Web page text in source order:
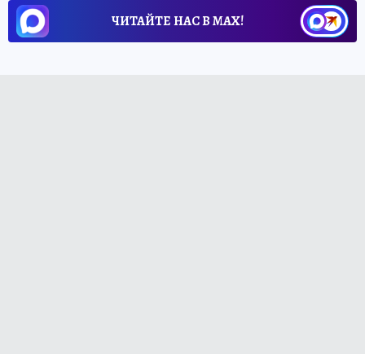
ЧИТАЙТЕ НАС В МАХ!